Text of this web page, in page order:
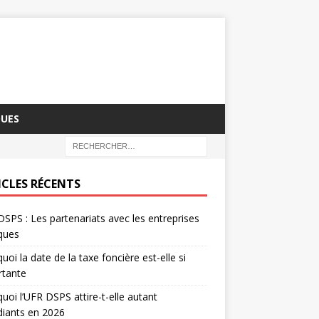
RÉCENTS
: Les partenariats avec les entreprises
la date de la taxe foncière est-elle si
l’UFR DSPS attire-t-elle autant
en 2026